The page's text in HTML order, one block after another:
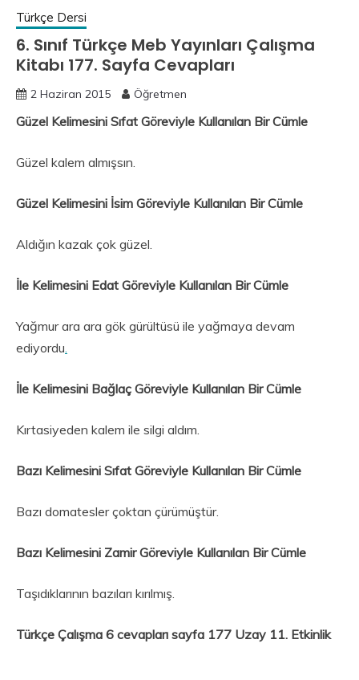
Türkçe Dersi
6. Sınıf Türkçe Meb Yayınları Çalışma
Kitabı 177. Sayfa Cevapları
2 Haziran 2015 Öğretmen
Güzel Kelimesini Sıfat Göreviyle Kullanılan Bir Cümle
Güzel kalem almışsın.
Güzel Kelimesini İsim Göreviyle Kullanılan Bir Cümle
Aldığın kazak çok güzel.
İle Kelimesini Edat Göreviyle Kullanılan Bir Cümle
Yağmur ara ara gök gürültüsü ile yağmaya devam
ediyordu.
İle Kelimesini Bağlaç Göreviyle Kullanılan Bir Cümle
Kırtasiyeden kalem ile silgi aldım.
Bazı Kelimesini Sıfat Göreviyle Kullanılan Bir Cümle
Bazı domatesler çoktan çürümüştür.
Bazı Kelimesini Zamir Göreviyle Kullanılan Bir Cümle
Taşıdıklarının bazıları kırılmış.
Türkçe Çalışma 6 cevapları sayfa 177 Uzay 11. Etkinlik